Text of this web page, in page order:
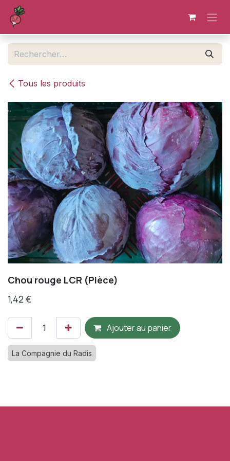
Se rendre au contenu
Tous les produits
Chou rouge LCR (Pièce)
1,42 €
Ajouter au panier
La Compagnie du Radis